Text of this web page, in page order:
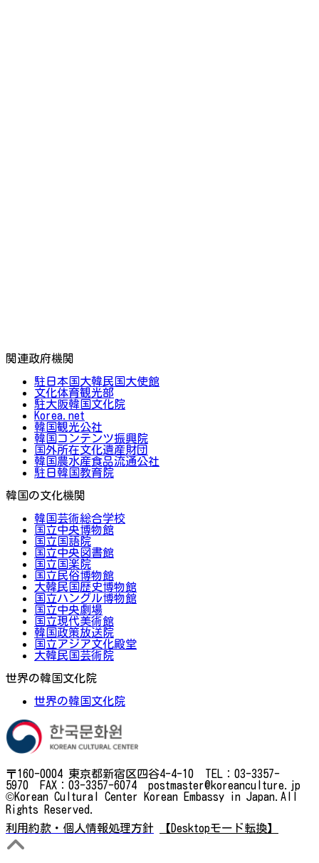
関連政府機関
駐日本国大韓民国大使館
文化体育観光部
駐大阪韓国文化院
Korea.net
韓国観光公社
韓国コンテンツ振興院
国外所在文化遺産財団
韓国農水産食品流通公社
駐日韓国教育院
韓国の文化機関
韓国芸術総合学校
国立中央博物館
国立国語院
国立中央図書館
国立国楽院
国立民俗博物館
大韓民国歴史博物館
国立ハングル博物館
国立中央劇場
国立現代美術館
韓国政策放送院
国立アジア文化殿堂
大韓民国芸術院
世界の韓国文化院
世界の韓国文化院
〒160-0004 東京都新宿区四谷4-4-10 TEL：03-3357-
5970 FAX：03-3357-6074 postmaster@koreanculture.jp
©Korean Cultural Center Korean Embassy in Japan.All
Rights Reserved.
利用約款・個人情報処理方針
【Desktopモード転換】